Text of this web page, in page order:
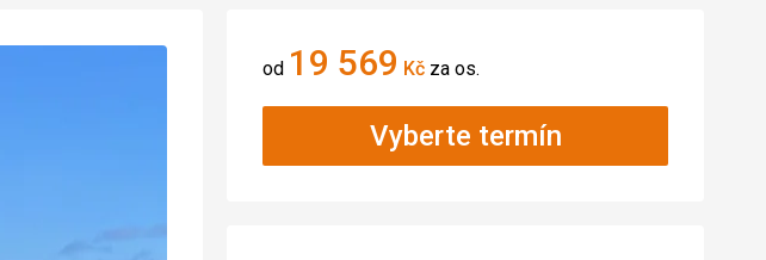
od 19 569 Kč za os.
Vyberte termín